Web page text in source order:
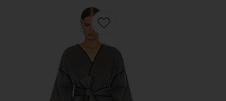
Favorite WOOL BLEND